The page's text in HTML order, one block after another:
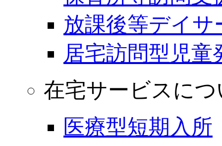
放課後等デイサ
居宅訪問型児童
在宅サービスに
医療型短期入所